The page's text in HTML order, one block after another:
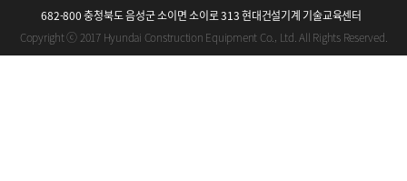
682-800 충청북도 음성군 소이면 소이로 313 현대건설기계 기술교육센터
Copyright ⓒ 2017 Hyundai Construction Equipment Co., Ltd. All Rights Reserved.